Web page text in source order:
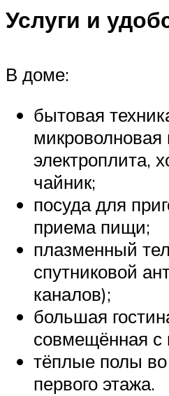
Услуги и
В доме:
бытовая
микроволновая
электроплита,
чайник;
посуда для
приема пищи;
плазменный
спутниковой
каналов);
большая
совмещённая с
тёплые полы во
первого этажа.